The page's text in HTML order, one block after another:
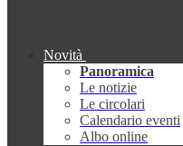
Novità
Panoramica
Le notizie
Le circolari
Calendario eventi
Albo online